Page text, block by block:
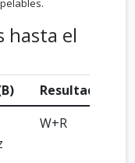
hasta el
Resultado
W+R